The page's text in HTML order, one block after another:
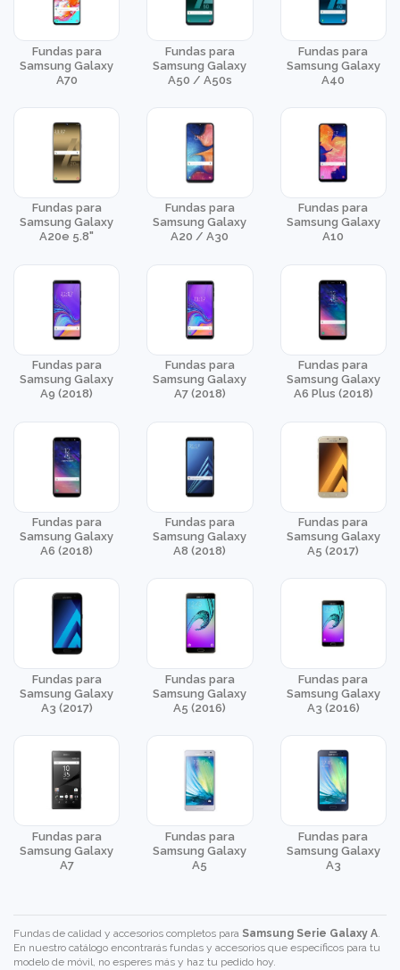
Fundas para
Samsung Galaxy
A70
Fundas para
Samsung Galaxy
A50 / A50s
Fundas para
Samsung Galaxy
A40
Fundas para
Samsung Galaxy
A20e 5.8"
Fundas para
Samsung Galaxy
A20 / A30
Fundas para
Samsung Galaxy
A10
Fundas para
Samsung Galaxy
A9 (2018)
Fundas para
Samsung Galaxy
A7 (2018)
Fundas para
Samsung Galaxy
A6 Plus (2018)
Fundas para
Samsung Galaxy
A6 (2018)
Fundas para
Samsung Galaxy
A8 (2018)
Fundas para
Samsung Galaxy
A5 (2017)
Fundas para
Samsung Galaxy
A3 (2017)
Fundas para
Samsung Galaxy
A5 (2016)
Fundas para
Samsung Galaxy
A3 (2016)
Fundas para
Samsung Galaxy
A7
Fundas para
Samsung Galaxy
A5
Fundas para
Samsung Galaxy
A3
Fundas de calidad y accesorios completos para Samsung Serie Galaxy A.
En nuestro catálogo encontrarás fundas y accesorios que específicos para tu
modelo de móvil, no esperes más y haz tu pedido hoy.